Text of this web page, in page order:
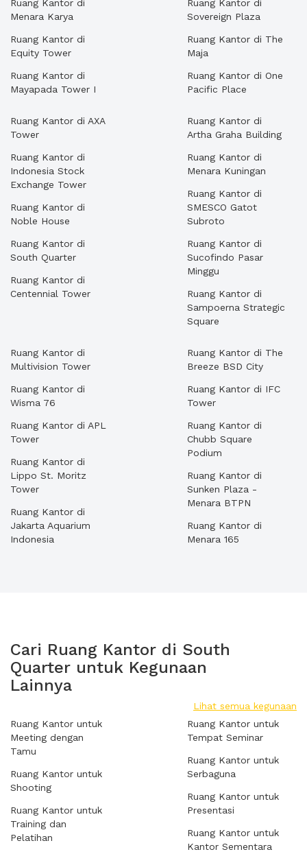
Ruang Kantor di
Menara Karya
Ruang Kantor di
Equity Tower
Ruang Kantor di
Mayapada Tower I
Ruang Kantor di
Sovereign Plaza
Ruang Kantor di The
Maja
Ruang Kantor di One
Pacific Place
Ruang Kantor di AXA
Tower
Ruang Kantor di
Indonesia Stock
Exchange Tower
Ruang Kantor di
Noble House
Ruang Kantor di
South Quarter
Ruang Kantor di
Centennial Tower
Ruang Kantor di
Artha Graha Building
Ruang Kantor di
Menara Kuningan
Ruang Kantor di
SMESCO Gatot
Subroto
Ruang Kantor di
Sucofindo Pasar
Minggu
Ruang Kantor di
Sampoerna Strategic
Square
Ruang Kantor di
Multivision Tower
Ruang Kantor di
Wisma 76
Ruang Kantor di APL
Tower
Ruang Kantor di
Lippo St. Moritz
Tower
Ruang Kantor di
Jakarta Aquarium
Indonesia
Ruang Kantor di The
Breeze BSD City
Ruang Kantor di IFC
Tower
Ruang Kantor di
Chubb Square
Podium
Ruang Kantor di
Sunken Plaza -
Menara BTPN
Ruang Kantor di
Menara 165
Cari Ruang Kantor di South
Quarter untuk Kegunaan
Lainnya
Lihat semua kegunaan
Ruang Kantor untuk
Meeting dengan
Tamu
Ruang Kantor untuk
Shooting
Ruang Kantor untuk
Training dan
Pelatihan
Ruang Kantor untuk
Tempat Seminar
Ruang Kantor untuk
Serbaguna
Ruang Kantor untuk
Presentasi
Ruang Kantor untuk
Kantor Sementara